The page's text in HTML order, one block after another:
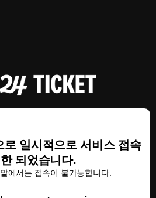
로 일시적으로 서비스 접속
되었습니다.
에서는 접속이 불가능합니다.